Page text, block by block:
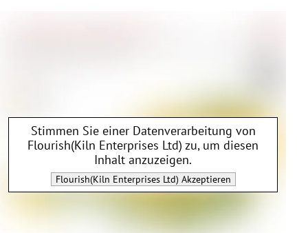
Stimmen Sie einer Datenverarbeitung von
Flourish(Kiln Enterprises Ltd) zu, um diesen
Inhalt anzuzeigen.
Flourish(Kiln Enterprises Ltd) Akzeptieren